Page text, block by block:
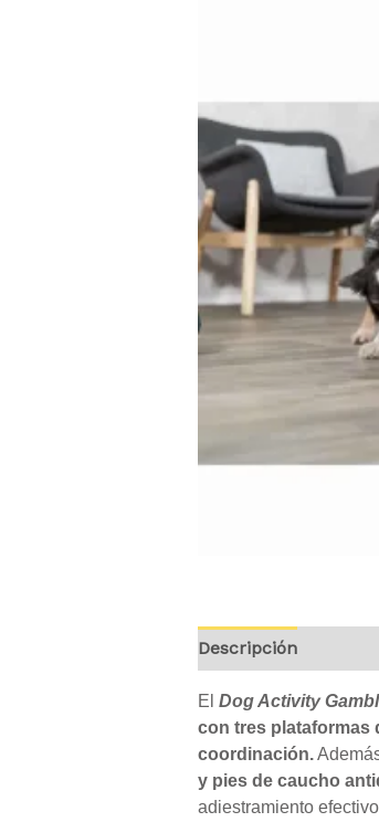
Descripción
El Dog Activity
con tres plataformas
coordinación.
y pies de caucho
adiestramiento